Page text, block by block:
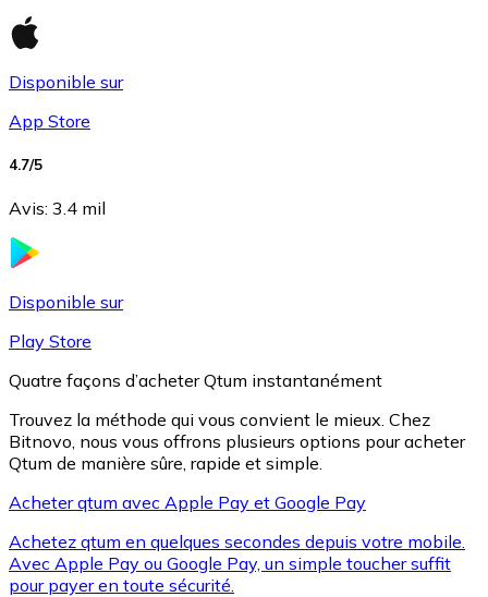
XRP
XRP
Disponible sur
App Store
4.7/5
Avis: 3.4 mil
Disponible sur
Play Store
Quatre façons d’acheter Qtum instantanément
Trouvez la méthode qui vous convient le mieux. Chez
Bitnovo, nous vous offrons plusieurs options pour acheter
Qtum de manière sûre, rapide et simple.
Acheter qtum avec Apple Pay et Google Pay
Achetez qtum en quelques secondes depuis votre mobile.
Avec Apple Pay ou Google Pay, un simple toucher suffit
pour payer en toute sécurité.